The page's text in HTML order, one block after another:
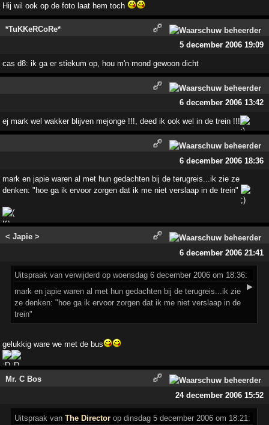
Hij wil ook op de foto laat hem toch
*TuKKeRCoRe*
5 december 2006 19:09
cas d8: ik ga er stiekum op, hou m'n mond gewoon dicht
6 december 2006 13:42
ej mark wel wakker blijven mejonge !!!, deed ik ook wel in de trein !!!
6 december 2006 18:36
mark en japie waren al met hun gedachten bij de terugreis...ik zie ze
denken: "hoe ga ik ervoor zorgen dat ik me niet verslaap in de trein"
< Japie >
6 december 2006 21:41
Uitspraak van verwijderd op woensdag 6 december 2006 om 18:36:
▶
mark en japie waren al met hun gedachten bij de terugreis...ik zie
ze denken: "hoe ga ik ervoor zorgen dat ik me niet verslaap in de
trein"
gelukkig ware we met de bus
Mr. C Bos
24 december 2006 15:52
Uitspraak vanThe Director op dinsdag 5 december 2006 om 18:21: